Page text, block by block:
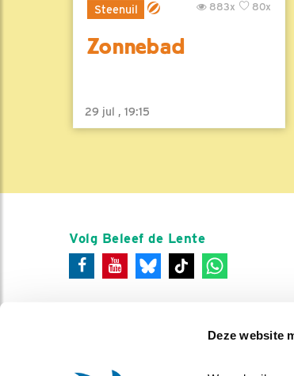
Deze website
Steenuil 80x
883x
Zonnebad
29 jul , 19:15
Volg Beleef de Lente